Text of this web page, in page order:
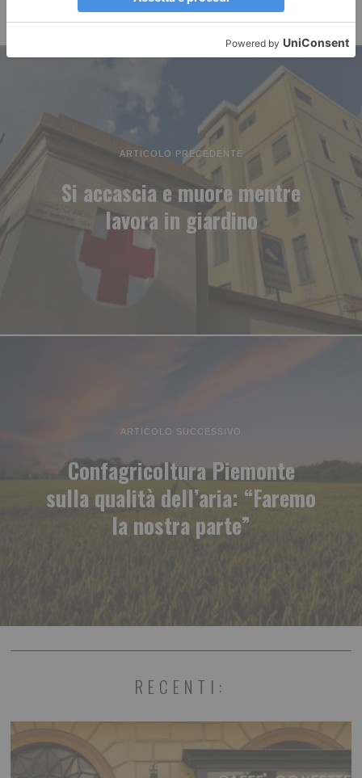
ARTICOLO PRECEDENTE
Si accascia e muore mentre
lavora in giardino
ARTICOLO SUCCESSIVO
Confagricoltura Piemonte
sulla qualità dell’aria: “Faremo
la nostra parte”
RECENTI: